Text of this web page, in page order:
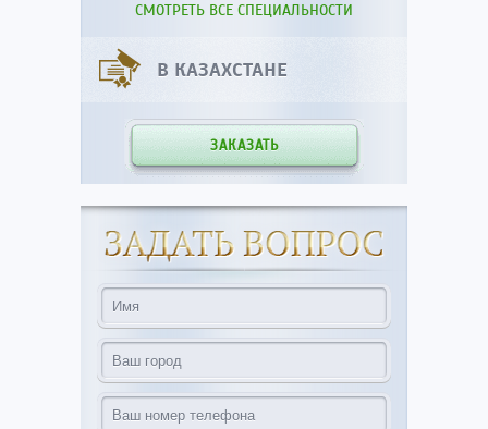
СМОТРЕТЬ ВСЕ СПЕЦИАЛЬНОСТИ
В КАЗАХСТАНЕ
ЗАКАЗАТЬ